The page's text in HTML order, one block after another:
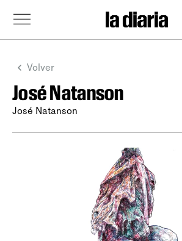
Volver
José Natanson
José Natanson